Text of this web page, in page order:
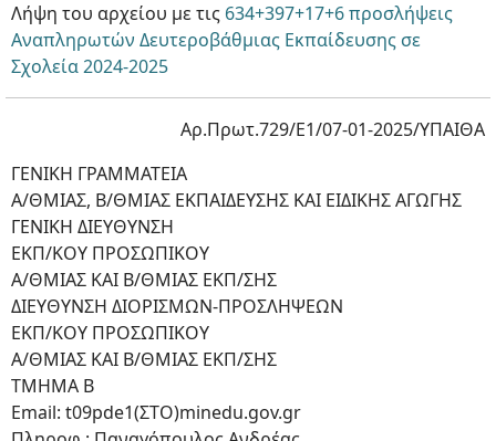
Λήψη του αρχείου με τις 634+397+17+6 προσλήψεις
Αναπληρωτών Δευτεροβάθμιας Εκπαίδευσης σε
Σχολεία 2024-2025
Αρ.Πρωτ.729/Ε1/07-01-2025/ΥΠΑΙΘΑ
ΓΕΝΙΚΗ ΓΡΑΜΜΑΤΕΙΑ
Α/ΘΜΙΑΣ, Β/ΘΜΙΑΣ ΕΚΠΑΙΔΕΥΣΗΣ ΚΑΙ ΕΙΔΙΚΗΣ ΑΓΩΓΗΣ
ΓΕΝΙΚΗ ΔΙΕΥΘΥΝΣΗ
ΕΚΠ/ΚΟΥ ΠΡΟΣΩΠΙΚΟΥ
Α/ΘΜΙΑΣ ΚΑΙ Β/ΘΜΙΑΣ ΕΚΠ/ΣΗΣ
ΔΙΕΥΘΥΝΣΗ ΔΙΟΡΙΣΜΩΝ-ΠΡΟΣΛΗΨΕΩΝ
ΕΚΠ/ΚΟΥ ΠΡΟΣΩΠΙΚΟΥ
Α/ΘΜΙΑΣ ΚΑΙ Β/ΘΜΙΑΣ ΕΚΠ/ΣΗΣ
ΤΜΗΜΑ Β
Email: t09pde1(ΣΤΟ)minedu.gov.gr